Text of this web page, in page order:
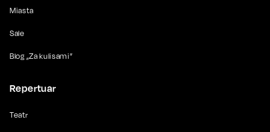
Miasta
Sale
Blog „Za kulisami”
Repertuar
Teatr